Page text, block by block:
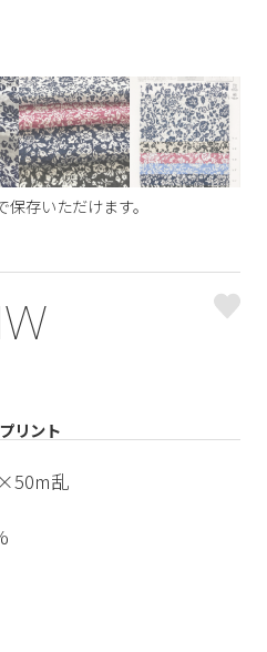
存いただけます。
リント
乱